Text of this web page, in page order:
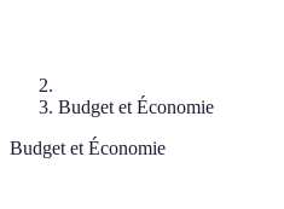
Budget et Économie
Budget et Économie